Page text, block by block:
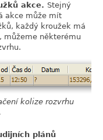
akce. Stejný
akce může mít
každý kroužek má
můžeme některému
kolize rozvrhu
plánů